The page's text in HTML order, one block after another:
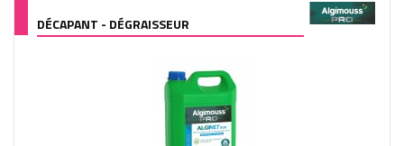
DÉCAPANT - DÉGRAISSEUR